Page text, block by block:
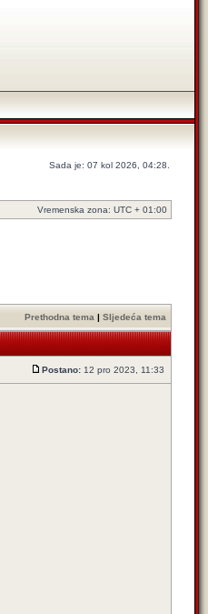
Sada je: 07 kol 2026, 04:28.
Vremenska zona: UTC + 01:00
Prethodna tema | Sljedeća tema
Postano: 12 pro 2023, 11:33